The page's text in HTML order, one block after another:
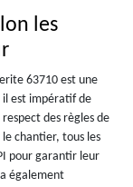
les
63710 est une
il est impératif de
des règles de
le chantier, tous les
pour garantir leur
également